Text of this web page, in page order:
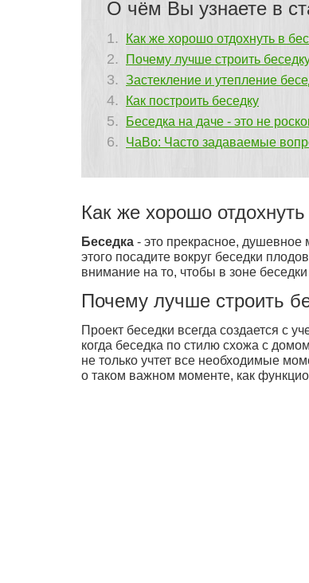
О чём Вы узнаете в
Как же хорошо отдохнуть в
Почему лучше строить
Застекление и утепление
Как построить беседку
Беседка на даче - это не
ЧаВо: Часто задаваемые
Как же хорошо
Беседка - это прекрасное, душевное
этого посадите вокруг беседки
внимание на то, чтобы в зоне
Почему лучше строить
Проект беседки всегда создается с
когда беседка по стилю схожа с
не только учтет все необходимые
о таком важном моменте, как